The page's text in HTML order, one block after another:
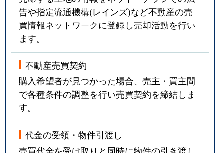
告や指定流通機構(レインズ)など不動産の売
買情報ネットワークに登録し売却活動を行い
ます。
不動産売買契約
購入希望者が見つかった場合、売主・買主間
で各種条件の調整を行い売買契約を締結しま
す。
代金の受領・物件引渡し
売買代金を受け取りと同時に物件の引き渡し